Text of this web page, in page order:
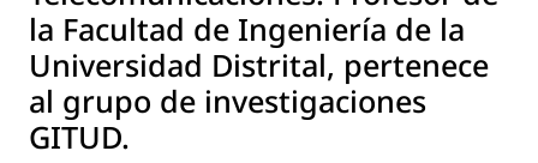
la Facultad de Ingeniería de la
Universidad Distrital, pertenece
al grupo de investigaciones
GITUD.